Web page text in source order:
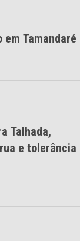
Tamandaré
Talhada,
e tolerância